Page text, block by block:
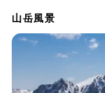
山岳風景